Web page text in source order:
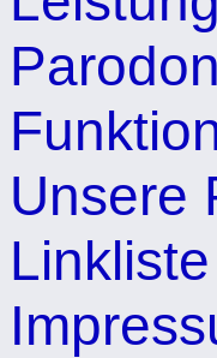
Unsere
Linkliste